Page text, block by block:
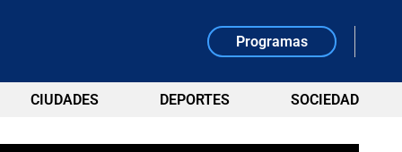
Programas
CIUDADES DEPORTES SOCIEDAD